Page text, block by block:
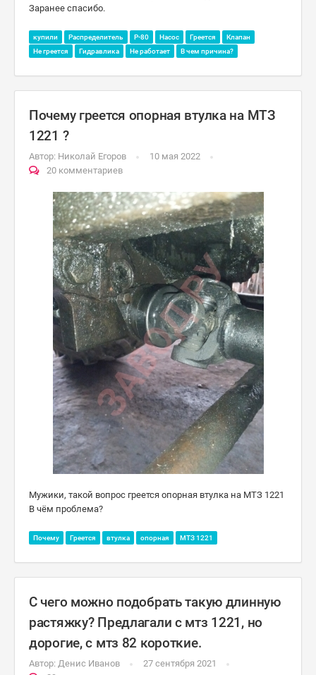
Заранее спасибо.
купили Распределитель Р-80 Насос Греется
Клапан
Не греется
Гидравлика Не работает В чем причина?
Почему греется опорная втулка на МТЗ
1221 ?
Автор: Николай Егоров
10 мая 2022
20 комментариев
Мужики, такой вопрос греется опорная втулка на МТЗ 1221
В чём проблема?
Почему Греется втулка опорная МТЗ 1221
С чего можно подобрать такую длинную
растяжку? Предлагали с мтз 1221, но
дорогие, с мтз 82 короткие.
Автор: Денис Иванов
27 сентября 2021